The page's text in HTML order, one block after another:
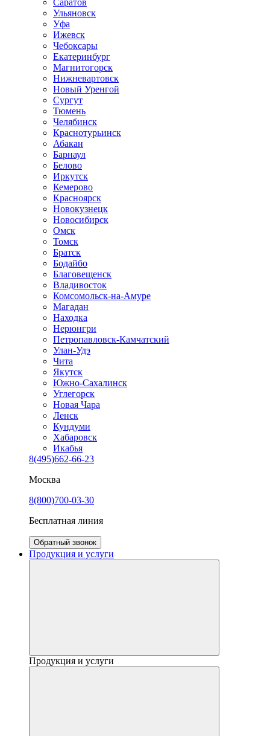
Ульяновск
Уфа
Ижевск
Чебоксары
Екатеринбург
Магнитогорск
Нижневартовск
Новый Уренгой
Сургут
Тюмень
Челябинск
Краснотурьинск
Абакан
Барнаул
Белово
Иркутск
Кемерово
Красноярск
Новокузнецк
Новосибирск
Омск
Томск
Братск
Бодайбо
Благовещенск
Владивосток
Комсомольск-на-Амуре
Магадан
Находка
Нерюнгри
Петропавловск-Камчатский
Улан-Удэ
Чита
Якутск
Южно-Сахалинск
Углегорск
Новая Чара
Ленск
Кундуми
Хабаровск
Икабья
8(495)662-66-23
Москва
8(800)700-03-30
Бесплатная линия
Обратный звонок
Продукция и услуги
Продукция и услуги